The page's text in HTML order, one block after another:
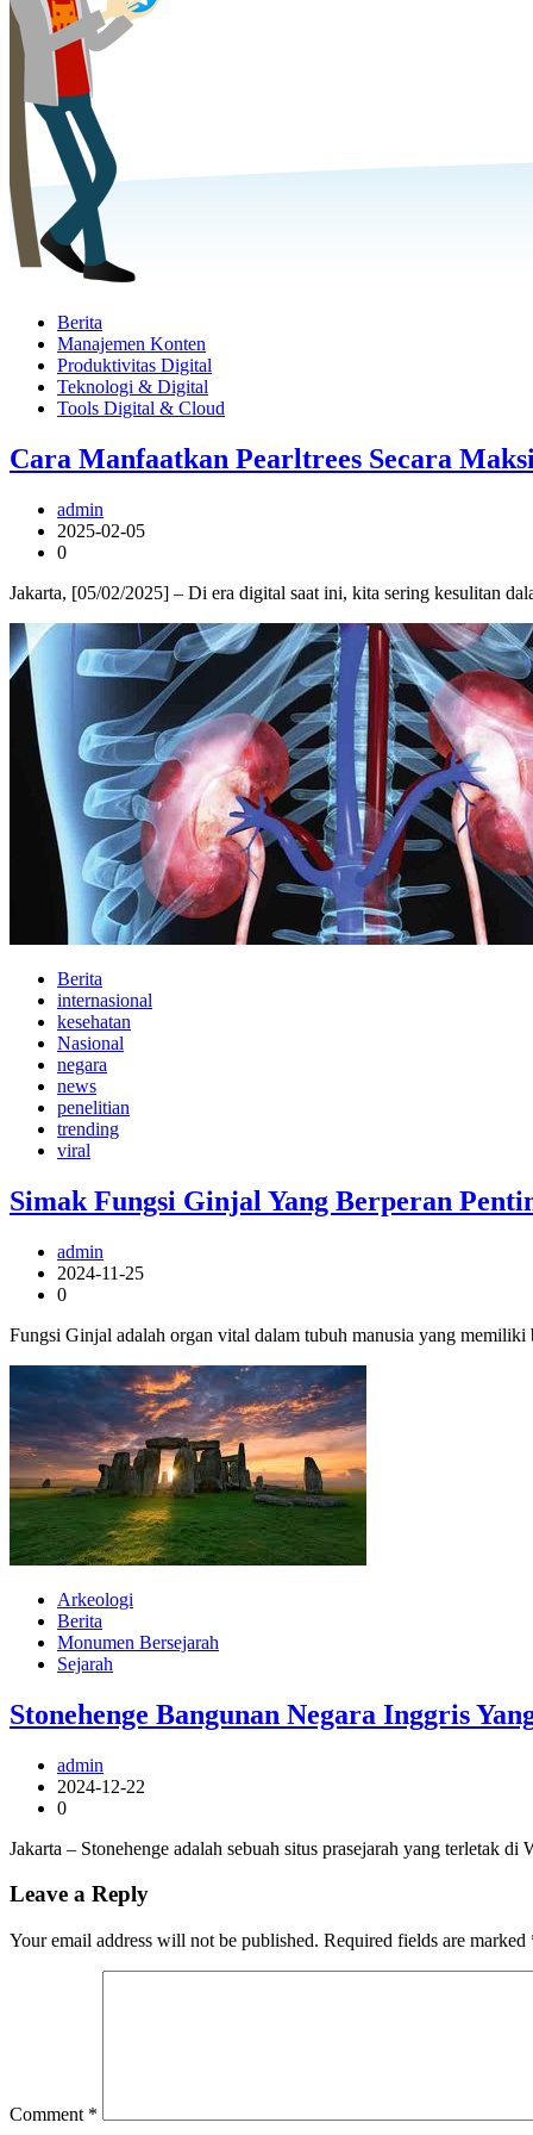
Berita
Manajemen Konten
Produktivitas Digital
Teknologi & Digital
Tools Digital & Cloud
Cara Manfaatkan Pearltrees Secara
admin
2025-02-05
0
Jakarta, [05/02/2025] – Di era digital saat ini, kita sering kesulitan
Berita
internasional
kesehatan
Nasional
negara
news
penelitian
trending
viral
Simak Fungsi Ginjal Yang Berperan
admin
2024-11-25
0
Fungsi Ginjal adalah organ vital dalam tubuh manusia yang
Arkeologi
Berita
Monumen Bersejarah
Sejarah
Stonehenge Bangunan Negara Inggris
admin
2024-12-22
0
Jakarta – Stonehenge adalah sebuah situs prasejarah yang terletak
Leave a Reply
Your email address will not be published. Required fields are marked
Comment *